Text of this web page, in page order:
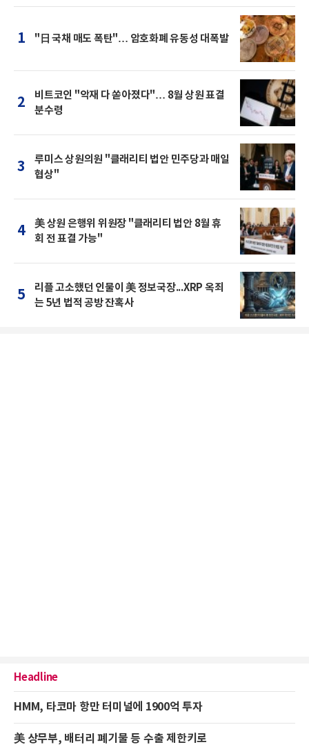
1 "日 국채 매도 폭탄"… 암호화폐 유동성 대폭발
2
비트코인 "악재 다 쏟아졌다"… 8월 상원 표결
분수령
3
루미스 상원의원 "클래리티 법안 민주당과 매일
협상"
4
美 상원 은행위 위원장 "클래리티 법안 8월 휴
회 전 표결 가능"
5
리플 고소했던 인물이 美 정보국장...XRP 옥죄
는 5년 법적 공방 잔혹사
Headline
HMM, 타코마 항만 터미널에 1900억 투자
美 상무부, 배터리 폐기물 등 수출 제한키로